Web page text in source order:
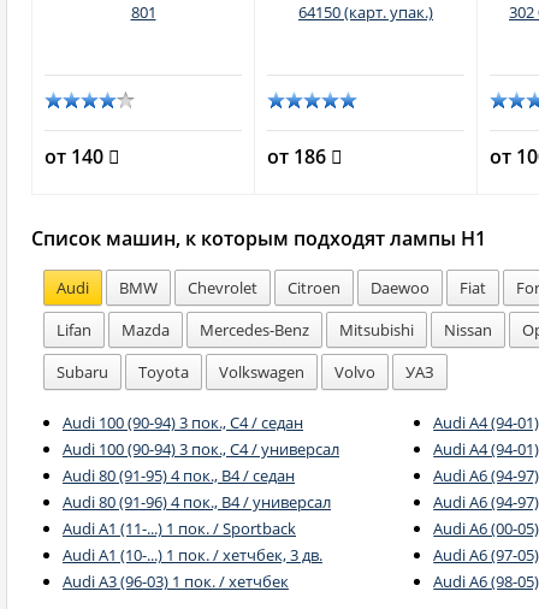
801
от 140
64150 (карт. упак.)
от 186
302
от
Список машин, к которым подходят лампы H1
Audi BMW Chevrolet Citroen Daewoo Fiat
Lifan
Mazda Mercedes-Benz Mitsubishi Nissan
Subaru
Toyota Volkswagen Volvo УАЗ
Audi 100 (90-94) 3 пок., C4 / седан
Audi 100 (90-94) 3 пок., C4 / универсал
Audi 80 (91-95) 4 пок., B4 / седан
Audi 80 (91-96) 4 пок., B4 / универсал
Audi A1 (11-...) 1 пок. / Sportback
Audi A1 (10-...) 1 пок. / хетчбек, 3 дв.
Audi A3 (96-03) 1 пок. / хетчбек
Audi A4 (94-
Audi A4 (94-
Audi A6 (94-
Audi A6 (94-
Audi A6 (00-
Audi A6 (97-
Audi A6 (98-